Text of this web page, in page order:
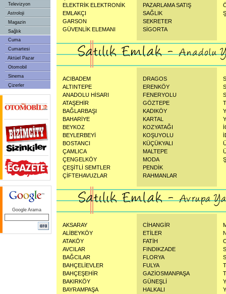
Televizyon
Astroloji
Magazin
Sağlık
Cuma
Cumartesi
Aktüel Pazar
Otomobil
Sinema
Çizerler
Google Arama
ELEKTRİK ELEKTRONİK
EMLAKÇI
GARSON
GÜVENLİK ELEMANI
PAZARLAMA SATIŞ
SAĞLIK
SEKRETER
SİGORTA
ACIBADEM
ALTINTEPE
ANADOLU HİSARI
ATAŞEHİR
BAĞLARBAŞI
BAHARİYE
BEYKOZ
BEYLERBEYİ
BOSTANCI
ÇAMLICA
ÇENGELKÖY
ÇEŞİTLİ SEMTLER
ÇİFTEHAVUZLAR
DRAGOS
ERENKÖY
FENERYOLU
GÖZTEPE
KADIKÖY
KARTAL
KOZYATAĞI
KOŞUYOLU
KÜÇÜKYALI
MALTEPE
MODA
PENDİK
RAHMANLAR
AKSARAY
ALİBEYKÖY
ATAKÖY
AVCILAR
BAĞCILAR
BAHÇELİEVLER
BAHÇEŞEHİR
BAKIRKÖY
BAYRAMPAŞA
CİHANGİR
ETİLER
FATİH
FINDIKZADE
FLORYA
FULYA
GAZİOSMANPAŞA
GÜNEŞLİ
HALKALI